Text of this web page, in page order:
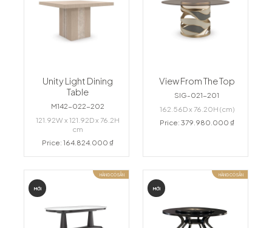
Unity Light Dining
Table
M142-022-202
121.92W x 121.92D x 76.2H
cm
Price: 164.824.000 ₫
View From The Top
SIG-021-201
162.56D x 76.20H (cm)
Price: 379.980.000 ₫
MỚI
HÀNG CÓ SẴN
MỚI
HÀNG CÓ SẴN